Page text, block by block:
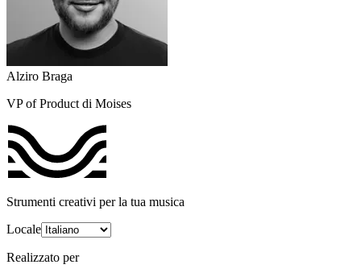
Alziro Braga
VP of Product di Moises
Strumenti creativi per la tua musica
Locale
Realizzato per